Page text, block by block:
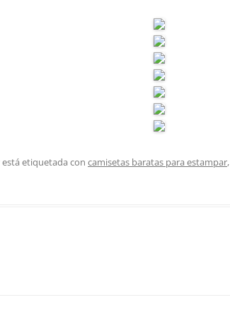
está etiquetada con camisetas baratas para estampar,